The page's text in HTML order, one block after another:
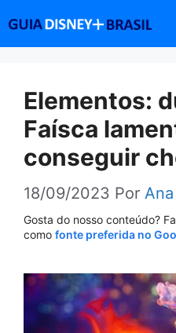
conteúdo
Elementos:
Faísca
conseguir
18/09/2023 Por
Gosta do nosso conteúdo?
como fonte preferida no